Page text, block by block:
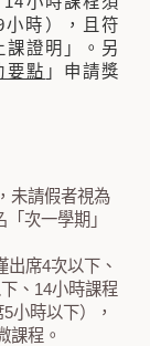
小時），且符
證明」。另
要點 」申請獎
未請假者視為
次一學期」
席4次以下、
、14小時課程
小時以下），
課程。